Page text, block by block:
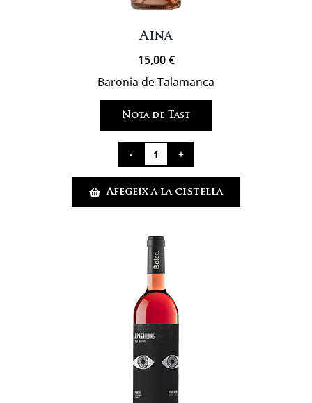
Aina
15,00€
Baronia de Talamanca
Nota de Tast
quantitat
de
Aina
Afegeix a la cistella